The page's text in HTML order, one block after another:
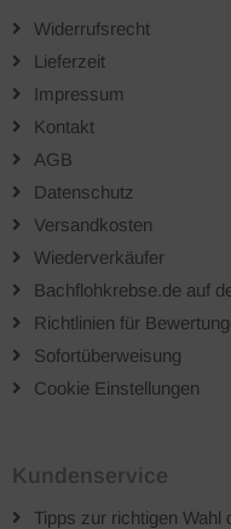
Widerrufsrecht
Lieferzeit
Impressum
Kontakt
AGB
Datenschutz
Versandkosten
Wiederverkäufer
Bachflohkrebse.de auf
Richtlinien für
Sofortüberweisung
Cookie Einstellungen
Kundenservice
Tipps zur richtigen Wahl